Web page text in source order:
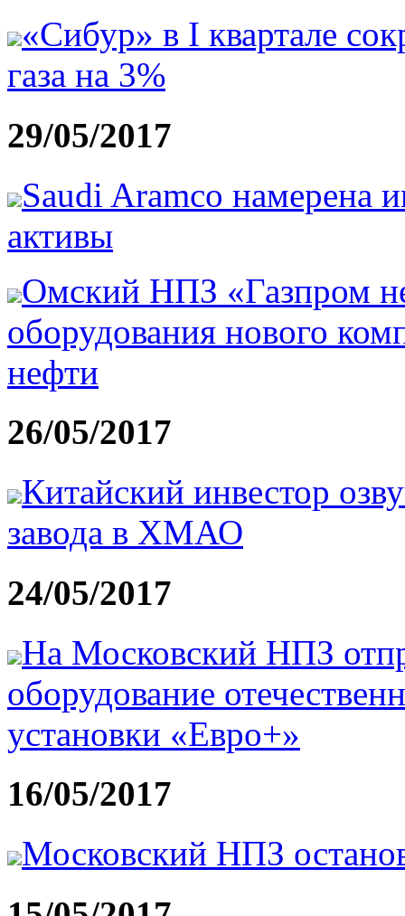
«Сибур» в I квартале
газа на 3%
29/05/2017
Saudi Aramco намерена
активы
Омский НПЗ «Газпром
оборудования нового
нефти
26/05/2017
Китайский инвестор
завода в ХМАО
24/05/2017
На Московский НПЗ
оборудование
установки «Евро+»
16/05/2017
Московский НПЗ